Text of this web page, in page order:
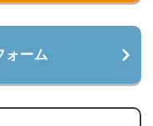
ォーム